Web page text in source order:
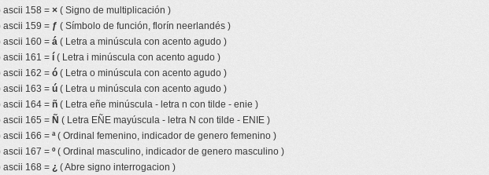
ascii 158 = × ( Signo de multiplicación )
ascii 159 = ƒ ( Símbolo de función, florín neerlandés )
ascii 160 = á ( Letra a minúscula con acento agudo )
ascii 161 = í ( Letra i minúscula con acento agudo )
ascii 162 = ó ( Letra o minúscula con acento agudo )
ascii 163 = ú ( Letra u minúscula con acento agudo )
ascii 164 = ñ ( Letra eñe minúscula - letra n con tilde - enie )
ascii 165 = Ñ ( Letra EÑE mayúscula - letra N con tilde - ENIE )
ascii 166 = ª( Ordinal femenino, indicador de genero femenino )
ascii 167 = º( Ordinal masculino, indicador de genero masculino )
ascii 168 = ¿ ( Abre signo interrogacion )